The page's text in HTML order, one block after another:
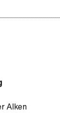
Alken